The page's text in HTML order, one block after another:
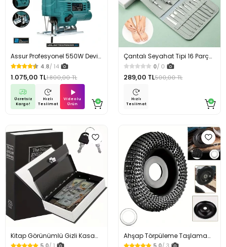
Assur Profesyonel 550W Devir
Ayarlı Dekupaj Testere
Makinesi
4.8/ 14
1.075,00 TL1.800,00 TL
Ücretsiz
Kargo!
Hızlı
Teslimat
Videolu
Ürün
Çantalı Seyahat Tipi 16 Parça
Manikür Pedikür Seti
0/ 0
289,00 TL500,00 TL
Hızlı
Teslimat
Kitap Görünümlü Gizli Kasa
Metal Kilitli Güvenlik Kutusu
Ahşap Törpüleme Taşlama
Diski Ahşap Eğe Diski 115 mm